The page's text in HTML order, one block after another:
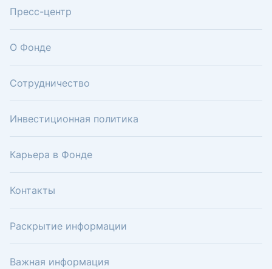
Пресс-центр
О Фонде
Сотрудничество
Инвестиционная политика
Карьера в Фонде
Контакты
Раскрытие информации
Важная информация